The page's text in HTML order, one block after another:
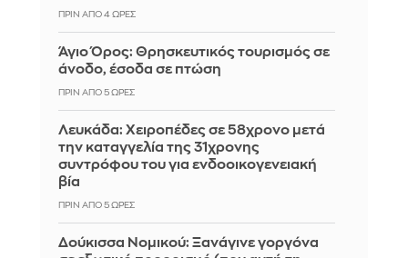
ΠΡΙΝ ΑΠΌ 4 ΏΡΕΣ
Άγιο Όρος: Θρησκευτικός τουρισμός σε
άνοδο, έσοδα σε πτώση
ΠΡΙΝ ΑΠΌ 5 ΏΡΕΣ
Λευκάδα: Χειροπέδες σε 58χρονο μετά
την καταγγελία της 31χρονης
συντρόφου του για ενδοοικογενειακή
βία
ΠΡΙΝ ΑΠΌ 5 ΏΡΕΣ
Δούκισσα Νομικού: Ξανάγινε γοργόνα